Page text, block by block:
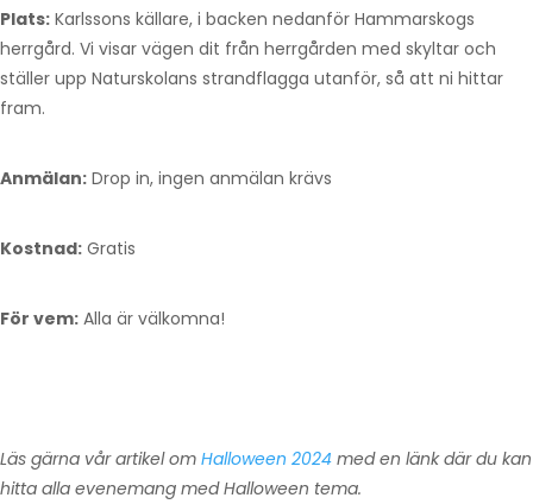
Plats: Karlssons källare, i backen nedanför Hammarskogs
herrgård. Vi visar vägen dit från herrgården med skyltar och
ställer upp Naturskolans strandflagga utanför, så att ni hittar
fram.
Anmälan: Drop in, ingen anmälan krävs
Kostnad: Gratis
För vem: Alla är välkomna!
Läs gärna vår artikel om Halloween 2024 med en länk där du kan
hitta alla evenemang med Halloween tema.